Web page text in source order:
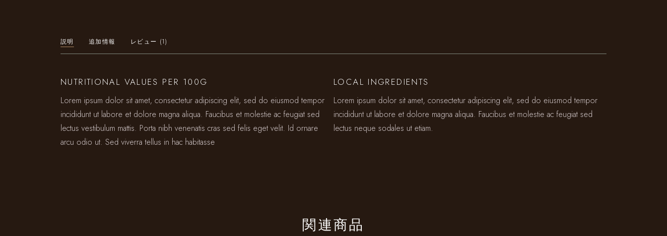
説明 追加情報 レビュー (1)
NUTRITIONAL VALUES PER 100G
Lorem ipsum dolor sit amet, consectetur adipiscing elit, sed do eiusmod tempor
incididunt ut labore et dolore magna aliqua. Faucibus et molestie ac feugiat sed
lectus vestibulum mattis. Porta nibh venenatis cras sed felis eget velit. Id ornare
arcu odio ut. Sed viverra tellus in hac habitasse
LOCAL INGREDIENTS
Lorem ipsum dolor sit amet, consectetur adipiscing elit, sed do eiusmod tempor
incididunt ut labore et dolore magna aliqua. Faucibus et molestie ac feugiat sed
lectus neque sodales ut etiam.
関連商品